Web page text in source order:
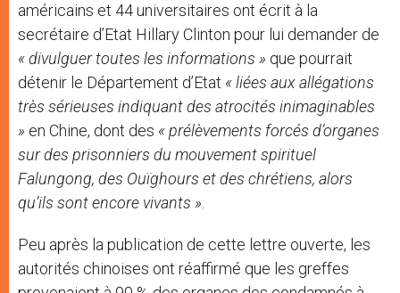
américains et 44 universitaires ont écrit à la
secrétaire d’Etat Hillary Clinton pour lui demander de
« divulguer toutes les informations » que pourrait
détenir le Département d’Etat « liées aux allégations
très sérieuses indiquant des atrocités inimaginables
» en Chine, dont des « prélèvements forcés d’organes
sur des prisonniers du mouvement spirituel
Falungong, des Ouïghours et des chrétiens, alors
qu’ils sont encore vivants »
Peu après la publication de cette lettre ouverte, les
autorités chinoises ont réaffirmé que les greffes